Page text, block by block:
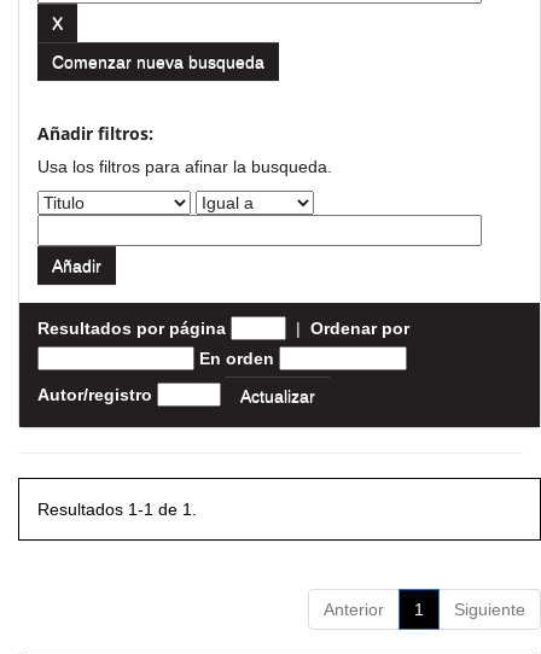
Comenzar nueva busqueda
Añadir filtros:
Usa los filtros para afinar la busqueda.
Resultados por página | Ordenar por
En orden
Autor/registro
Resultados 1-1 de 1.
Anterior 1 Siguiente